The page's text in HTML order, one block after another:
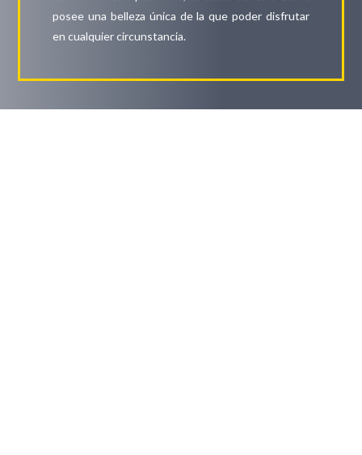
posee una belleza única de la que poder disfrutar
en cualquier circunstancia.